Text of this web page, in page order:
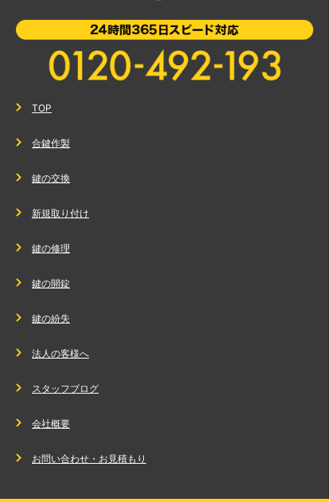
TOP
合鍵作製
鍵の交換
新規取り付け
鍵の修理
鍵の開錠
鍵の紛失
法人の客様へ
スタッフブログ
会社概要
お問い合わせ・お見積もり